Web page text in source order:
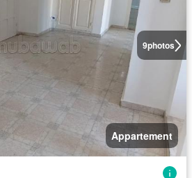
9photos
Appartement